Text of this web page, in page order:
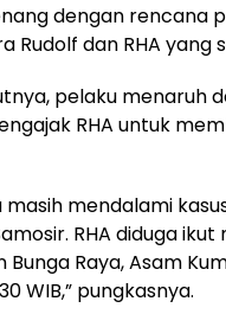
dengan rencana
dan RHA yang
pelaku menaruh
RHA untuk
mendalami
RHA diduga
Bunga Raya, Asam
WIB,” pungkasnya.